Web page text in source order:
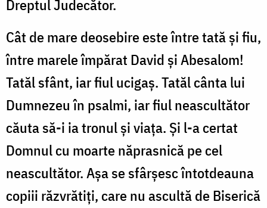
Dreptul Judecător.
Cât de mare deosebire este între tată şi fiu,
între marele împărat David şi Abesalom!
Tatăl sfânt, iar fiul ucigaş. Tatăl cânta lui
Dumnezeu în psalmi, iar fiul neascultător
căuta să-i ia tronul şi viaţa. Şi l-a certat
Domnul cu moarte năprasnică pe cel
neascultător. Aşa se sfârşesc întotdeauna
copiii răzvrătiţi, care nu ascultă de Biserică